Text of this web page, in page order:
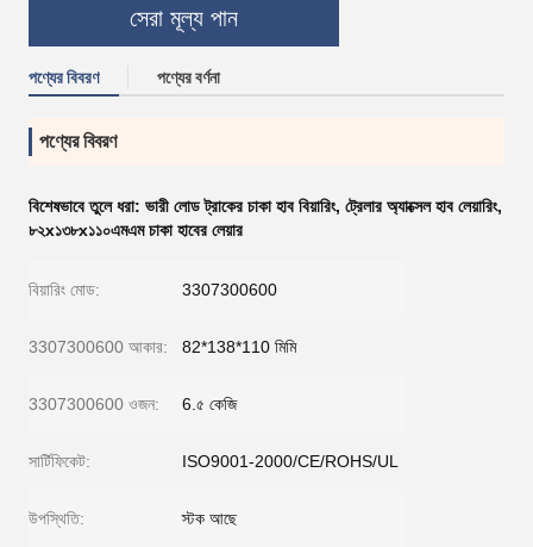
সেরা মূল্য পান
পণ্যের বিবরণ পণ্যের বর্ণনা
পণ্যের বিবরণ
বিশেষভাবে তুলে ধরা: ভারী লোড ট্রাকের চাকা হাব বিয়ারিং, ট্রেলার অ্যাক্সেল হাব লেয়ারিং,
৮২x১৩৮x১১০এমএম চাকা হাবের লেয়ার
বিয়ারিং মোড: 3307300600
3307300600 আকার: 82*138*110 মিমি
3307300600 ওজন: 6.৫ কেজি
সার্টিফিকেট: ISO9001-2000/CE/ROHS/UL
উপস্থিতি: স্টক আছে